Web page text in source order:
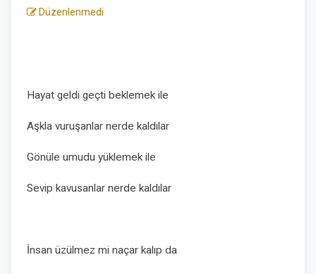
Düzenlenmedi
Hayat geldi geçti beklemek ile
Aşkla vuruşanlar nerde kaldılar
Gönüle umudu yüklemek ile
Sevip kavusanlar nerde kaldılar
İnsan üzülmez mi naçar kalıp da